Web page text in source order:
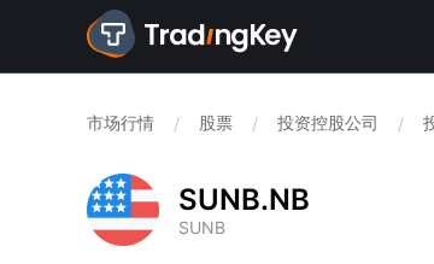
市场行情 / 股票 / 投资控股公司 /
SUNB.NB
SUNB